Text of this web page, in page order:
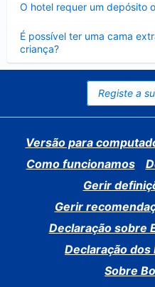
O hotel requer um depósito
fechado
É possível ter uma cama
criança?
Elemento
fechado
Registe a
Versão para
Como funcionamos
Gerir
Gerir
Declaração sobre
Declaração
Sobre